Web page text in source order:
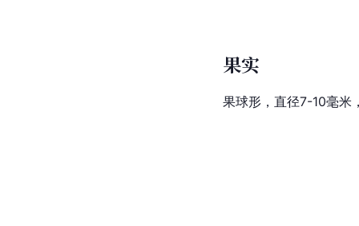
果实
果球形，直径7-10毫米